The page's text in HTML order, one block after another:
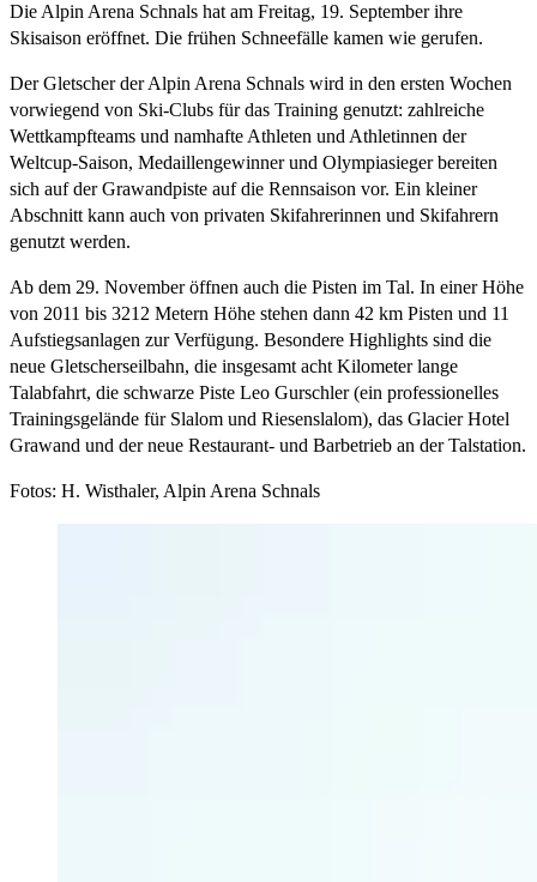
Die Alpin Arena Schnals hat am Freitag, 19. September ihre
Skisaison eröffnet. Die frühen Schneefälle kamen wie gerufen.
Der Gletscher der Alpin Arena Schnals wird in den ersten Wochen
vorwiegend von Ski-Clubs für das Training genutzt: zahlreiche
Wettkampfteams und namhafte Athleten und Athletinnen der
Weltcup-Saison, Medaillengewinner und Olympiasieger bereiten
sich auf der Grawandpiste auf die Rennsaison vor. Ein kleiner
Abschnitt kann auch von privaten Skifahrerinnen und Skifahrern
genutzt werden.
Ab dem 29. November öffnen auch die Pisten im Tal. In einer Höhe
von 2011 bis 3212 Metern Höhe stehen dann 42 km Pisten und 11
Aufstiegsanlagen zur Verfügung. Besondere Highlights sind die
neue Gletscherseilbahn, die insgesamt acht Kilometer lange
Talabfahrt, die schwarze Piste Leo Gurschler (ein professionelles
Trainingsgelände für Slalom und Riesenslalom), das Glacier Hotel
Grawand und der neue Restaurant- und Barbetrieb an der Talstation.
Fotos: H. Wisthaler, Alpin Arena Schnals